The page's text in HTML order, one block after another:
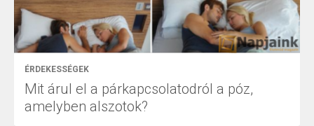
ÉRDEKESSÉGEK
Mit árul el a párkapcsolatodról a póz,
amelyben alszotok?